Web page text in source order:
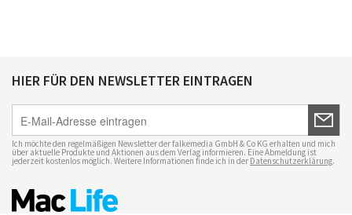
HIER FÜR DEN NEWSLETTER EINTRAGEN
Ich möchte den regelmäßigen Newsletter der falkemedia GmbH & Co KG erhalten und mich
über aktuelle Produkte und Aktionen aus dem Verlag informieren. Eine Abmeldung ist
jederzeit kostenlos möglich. Weitere Informationen finde ich in der Datenschutzerklärung.